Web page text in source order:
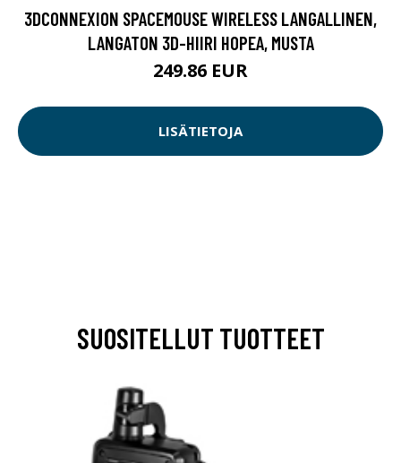
3DCONNEXION SPACEMOUSE WIRELESS LANGALLINEN,
LANGATON 3D-HIIRI HOPEA, MUSTA
249.86 EUR
LISÄTIETOJA
SUOSITELLUT TUOTTEET